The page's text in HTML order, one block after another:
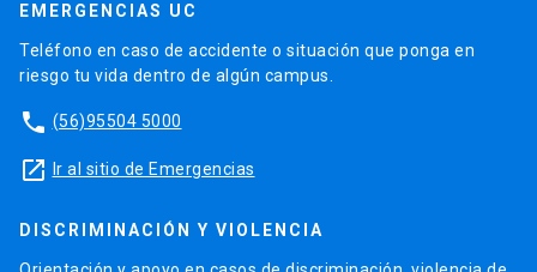
EMERGENCIAS UC
Teléfono en caso de accidente o situación que ponga en
riesgo tu vida dentro de algún campus.
phone (56)95504 5000
launch Ir al sitio de Emergencias
DISCRIMINACIÓN Y VIOLENCIA